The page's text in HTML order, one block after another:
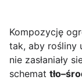
Kompozycję
tak, aby rośliny
nie zasłaniały
schemat